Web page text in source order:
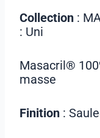
Collection :
: Uni
Masacril®
masse
Finition :